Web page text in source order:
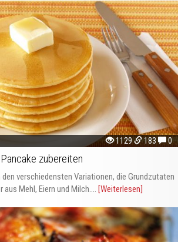
1129 183 0
zubereiten
verschiedensten Variationen, die Grundzutaten
Mehl, Eiern und Milch.... [Weiterlesen]